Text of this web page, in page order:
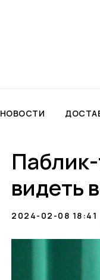
НОВОСТИ
видеть
2024-02-08 18:41